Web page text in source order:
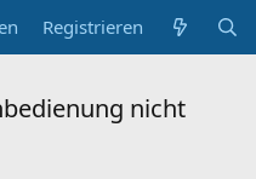
Registrieren
nicht